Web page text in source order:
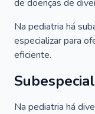
de doenças de
Na pediatria há
especializar para
eficiente.
Na pediatria há